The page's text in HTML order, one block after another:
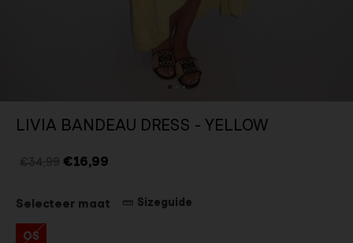
LIVIA BANDEAU DRESS - YELLOW
€34,99 €16,99
Selecteer maat Sizeguide
OS